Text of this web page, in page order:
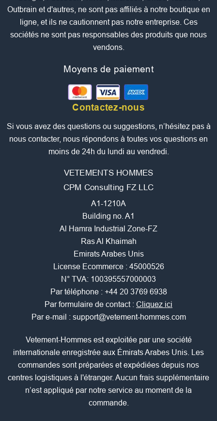
Outbrain et d'autres, ne sont pas affiliés à notre boutique en
ligne, et ils ne cautionnent pas notre entreprise. Ces
sociétés ne sont pas responsables des produits que nous
vendons.
Moyens de paiement
Contactez-nous
Si vous avez des questions ou suggestions, n’hésitez pas à
nous contacter, nous répondons à toutes vos questions en
moins de 24h du lundi au vendredi.
VETEMENTS HOMMES
CPM Consulting FZ LLC
A1-1210A
Building no. A1
Al Hamra Industrial Zone-FZ
Ras Al Khaimah
Emirats Arabes Unis
License Ecommerce : 45000526
N° TVA: 100395557000003
Par téléphone : +44 20 3769 6938
Par formulaire de contact : Cliquez ici
Par e-mail : support@vetement-hommes.com
Vetement-Hommes est exploitée par une société
internationale enregistrée aux Émirats Arabes Unis. Les
commandes sont préparées et expédiées depuis nos
centres logistiques à l'étranger. Aucun frais supplémentaire
n’est appliqué par notre service au moment de la
commande.